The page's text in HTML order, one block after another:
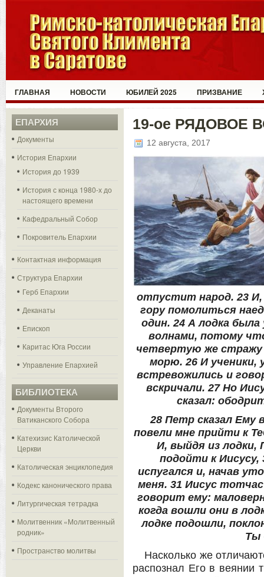
ГЛАВНАЯ НОВОСТИ ЮБИЛЕЙ 2025 ПРИЗВАНИЕ
ЕПАРХИЯ
Документы
История Епархии
История до 1939
История с конца 1980-х до
настоящего времени
Кафедральный Собор
Покровитель Епархии
Контактная информация
Структура Епархии
Герб Епархии
Деканаты
Епископ
Каритас Юга России
Управление Епархией
БИБЛИОТЕКА
Документы Второго
Ватиканского Собора
Катехизис Католической
Церкви
Католическая энциклопедия
Кодекс канонического права
Литургическая тетрадка
Молитвенник «Молитвенный
родник»
Пространство молитвы
19-ое РЯДОВОЕ
12 августа, 2017
отпустит народ. 23
гору помолиться
один. 24 А лодка была
волнами, потому
четвертую же стражу
морю. 26 И ученики,
встревожились и
вскричали. 27 Но
сказал:
28 Петр сказал Ему
повели мне прийти к
И, выйдя из
подойти к
испугался и, начав
меня. 31 Иисус
говорит ему:
когда вошли они в
лодке подошли,
Ты
Насколько же
распознал Его в веянии